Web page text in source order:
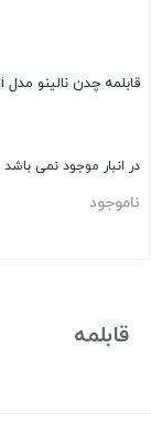
قابلمه چدن نالينو مدل Feleti سایز 28
در انبار موجود نمی باشد
ناموجود
قابلمه